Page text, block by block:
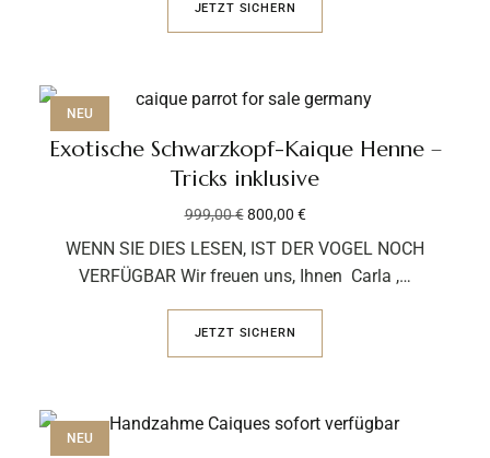
JETZT SICHERN
NEU
Exotische Schwarzkopf-Kaique Henne –
Tricks inklusive
999,00€ 800,00 €
WENN SIE DIES LESEN, IST DER VOGEL NOCH
VERFÜGBAR Wir freuen uns, Ihnen Carla ,…
JETZT SICHERN
NEU